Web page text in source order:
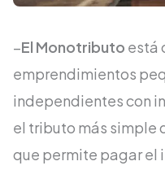
–El Monotributo está
emprendimientos
independientes con
el tributo más simple
que permite pagar el